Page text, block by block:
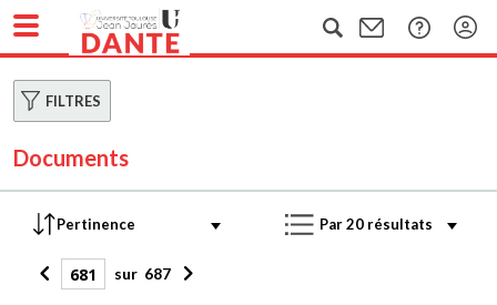
FILTRES
Documents
sur 687